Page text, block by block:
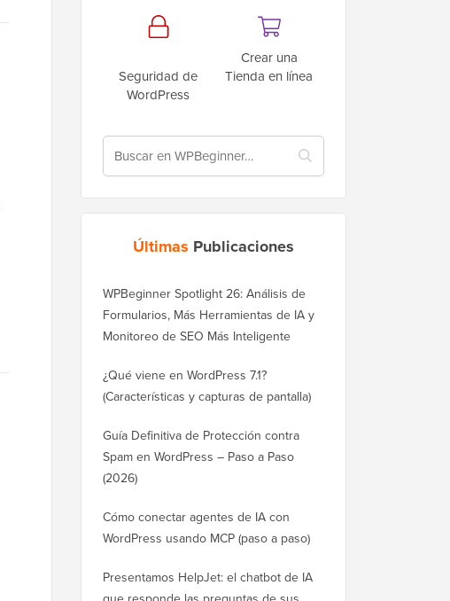
Seguridad de
WordPress
Crear una
Tienda en línea
Últimas Publicaciones
WPBeginner Spotlight 26: Análisis de
Formularios, Más Herramientas de IA y
Monitoreo de SEO Más Inteligente
¿Qué viene en WordPress 7.1?
(Características y capturas de pantalla)
Guía Definitiva de Protección contra
Spam en WordPress – Paso a Paso
(2026)
Cómo conectar agentes de IA con
WordPress usando MCP (paso a paso)
Presentamos HelpJet: el chatbot de IA